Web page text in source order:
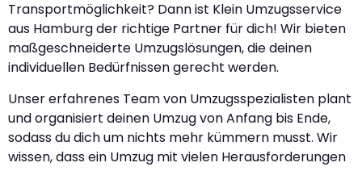
Transportmöglichkeit? Dann ist Klein Umzugsservice
aus Hamburg der richtige Partner für dich! Wir bieten
maßgeschneiderte Umzugslösungen, die deinen
individuellen Bedürfnissen gerecht werden.
Unser erfahrenes Team von Umzugsspezialisten plant
und organisiert deinen Umzug von Anfang bis Ende,
sodass du dich um nichts mehr kümmern musst. Wir
wissen, dass ein Umzug mit vielen Herausforderungen